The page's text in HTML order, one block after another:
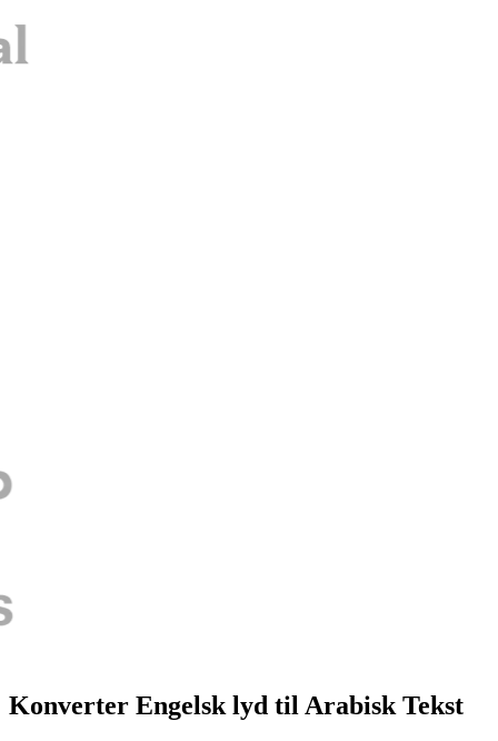
Konverter Engelsk lyd til Arabisk Tekst